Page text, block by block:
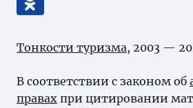
Тонкости туризма, 2003 —
В соответствии с законом об
правах при цитировании